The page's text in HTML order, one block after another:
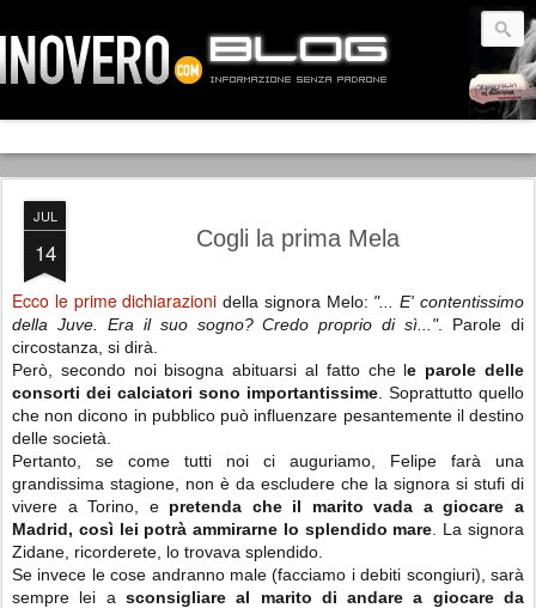
JUL
14 Cogli la prima Mela
Ecco le prime dichiarazioni della signora Melo: "... E' contentissimo
della Juve. Era il suo sogno? Credo proprio di sì...". Parole di
circostanza, si dirà.
Però, secondo noi bisogna abituarsi al fatto che le parole delle
consorti dei calciatori sono importantissime . Soprattutto quello
che non dicono in pubblico può influenzare pesantemente il destino
delle società.
Pertanto, se come tutti noi ci auguriamo, Felipe farà una
grandissima stagione, non è da escludere che la signora si stufi di
vivere a Torino, e pretenda che il marito vada a giocare a
Madrid, così lei potrà ammirarne lo splendido mare
La signora
Zidane, ricorderete, lo trovava splendido.
Se invece le cose andranno male (facciamo i debiti scongiuri), sarà
sempre lei a sconsigliare al marito di andare a giocare da